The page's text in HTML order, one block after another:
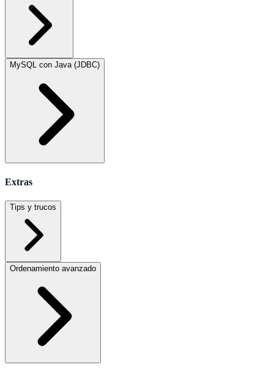
MySQL con Java (JDBC)
Extras
Tips y trucos
Ordenamiento avanzado